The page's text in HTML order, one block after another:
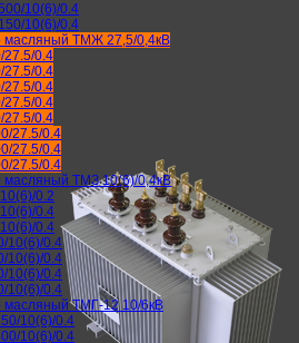
10(6)/0.4
10(6)/0.4
масляный ТМЖ 27,5/0,4кВ
0.4
0.4
0.4
0.4
0.4
27.5/0.4
27.5/0.4
27.5/0.4
масляный ТМЗ 10(6)/0,4кВ
0.2
0.4
0.4
10(6)/0.4
10(6)/0.4
10(6)/0.4
10(6)/0.4
масляный ТМГ-12 10/6кВ
10(6)/0.4
10(6)/0.4